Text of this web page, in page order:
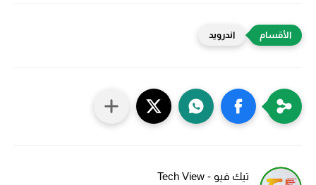
اندرويد
تيك فيو - Tech View